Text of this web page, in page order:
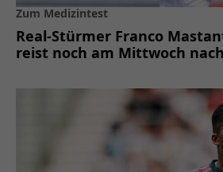
Zum Medizintest
Real-Stürmer Franco
reist noch am Mittwoch